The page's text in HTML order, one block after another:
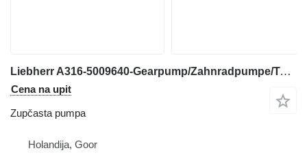
Liebherr A316-5009640-Gearpump/Zahnradpumpe/Tandwielpomp zupčasta pumpa za bagera
Cena na upit
Zupčasta pumpa
Holandija, Goor